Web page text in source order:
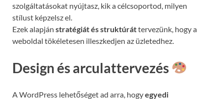
szolgáltatásokat nyújtasz, kik a célcsoportod, milyen
stílust képzelsz el.
Ezek alapján stratégiát és struktúráttervezünk, hogy a
weboldal tökéletesen illeszkedjen az üzletedhez.
Design és arculattervezés
A WordPress lehetőséget ad arra, hogyegyedi